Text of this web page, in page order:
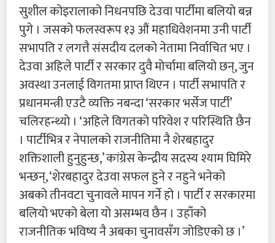
सुशील कोइरालाको निधनपछि देउवा पार्टीमा बलियो बन्न
पुगे । जसको फलस्वरूप १३ औं महाधिवेशनमा उनी पार्टी
सभापति र लगत्तै संसदीय दलको नेतामा निर्वाचित भए ।
देउवा अहिले पार्टी र सरकार दुवै मोर्चामा बलियो छन्, जुन
अवस्था उनलाई विगतमा प्राप्त थिएन । पार्टी सभापति र
प्रधानमन्त्री एउटै व्यक्ति नबन्दा ‘सरकार भर्सेज पार्टी’
चलिरहन्थ्यो । ‘अहिले विगतको परिवेश र परिस्थिति छैन
। पार्टीभित्र र नेपालको राजनीतिमा नै शेरबहादुर
शक्तिशाली हुनुहुन्छ,’ कांग्रेस केन्द्रीय सदस्य श्याम घिमिरे
भन्छन्, ‘शेरबहादुर देउवा सफल हुने र नहुने भनेको
अबको तीनवटा चुनावले मापन गर्ने हो । पार्टी र सरकारमा
बलियो भएको बेला यो असम्भव छैन । उहाँको
राजनीतिक भविष्य नै अबका चुनावसँग जोडिएको छ ।’